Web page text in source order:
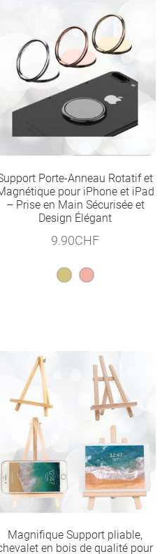
Porte-Anneau Rotatif et
pour iPhone et iPad
– Prise en Main Sécurisée et
Design Élégant
9.90CHF
Magnifique Support pliable,
en bois de qualité pour